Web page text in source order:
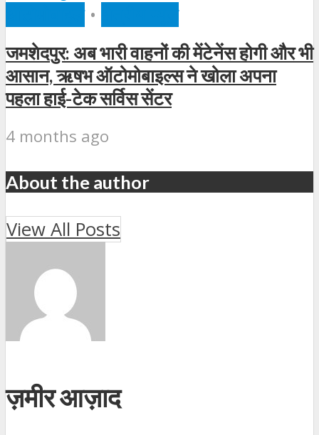
•
जमशेदपुर: अब भारी वाहनों की मेंटेनेंस होगी और भी
आसान, ऋषभ ऑटोमोबाइल्स ने खोला अपना
पहला हाई-टेक सर्विस सेंटर
4 months ago
About the author
View All Posts
ज़मीर आज़ाद